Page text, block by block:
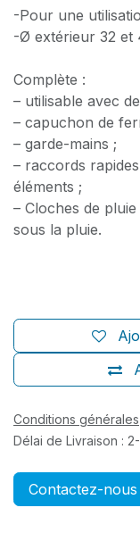
-Pour une
-Ø extérieur 32 et
Complète :
– utilisable avec
– capuchon de
– garde-mains ;
– raccords
éléments ;
– Cloches de
sous la pluie.
Conditions générales
Délai de Livraison :
Contactez-nous